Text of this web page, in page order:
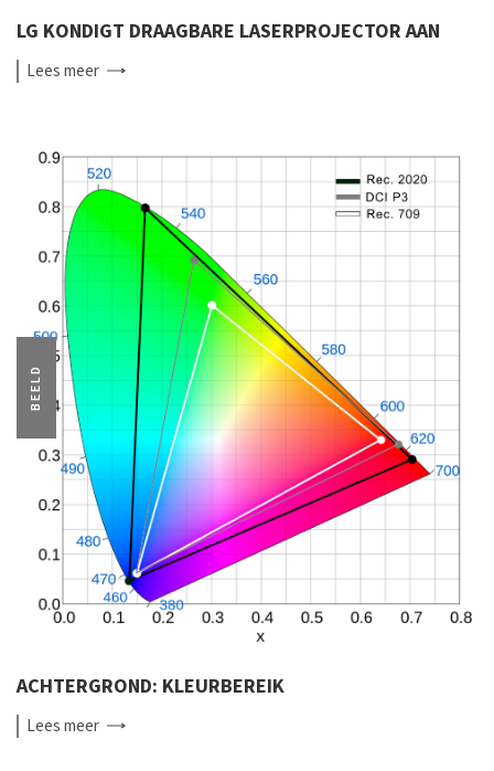
LG KONDIGT DRAAGBARE LASERPROJECTOR AAN
Leesmeer
BEELD
ACHTERGROND: KLEURBEREIK
Leesmeer